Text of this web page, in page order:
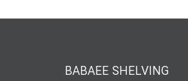
BABAEE SHELVING